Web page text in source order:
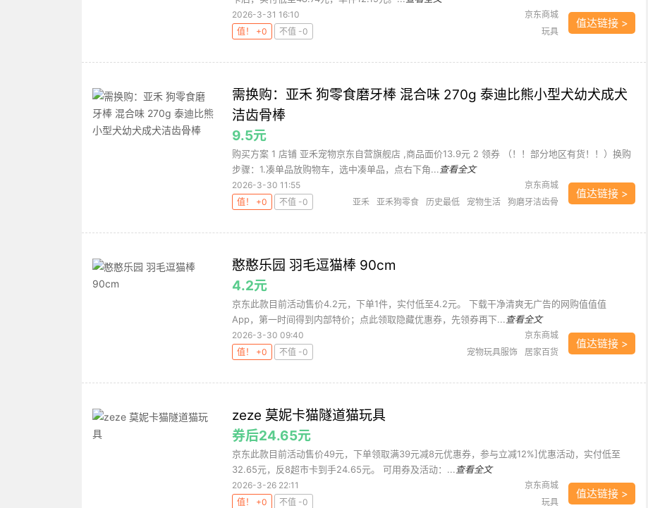
2026-3-31 16:10
京东商城
值！ +0
不值 -0 玩具
值达链接 >
需换购：亚禾 狗零食磨牙棒 混合味 270g 泰迪比熊小型犬幼犬成犬
洁齿骨棒
9.5元
购买方案 1 店铺 亚禾宠物京东自营旗舰店 ,商品面价13.9元 2 领券 （！！部分地区有货！！）换购
步骤：1.凑单品放购物车，选中凑单品，点右下角... 查看全文
2026-3-30 11:55
京东商城
值！ +0
不值 -0 亚禾 亚禾狗零食 历史最低 宠物生活
狗磨牙洁齿骨
值达链接 >
憨憨乐园 羽毛逗猫棒 90cm
4.2元
京东此款目前活动售价4.2元，下单1件，实付低至4.2元。 下载干净清爽无广告的网购值值值
App，第一时间得到内部特价；点此领取隐藏优惠券，先领券再下... 查看全文
2026-3-30 09:40
京东商城
值！ +0
不值 -0 宠物玩具服饰 居家百货
值达链接 >
zeze 莫妮卡猫隧道猫玩具
券后24.65元
京东此款目前活动售价49元，下单领取满39元减8元优惠券，参与立减12%]优惠活动，实付低至
32.65元，反8超市卡到手24.65元。 可用券及活动：... 查看全文
2026-3-26 22:11
京东商城
值！ +0
不值 -0 玩具
值达链接 >